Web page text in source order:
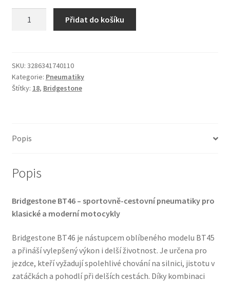
-
18
61H
množství
Přidat do košíku
SKU: 3286341740110
Kategorie: Pneumatiky
Štítky: 18, Bridgestone
Popis
Popis
Bridgestone BT46 – sportovně-cestovní pneumatiky pro
klasické a moderní motocykly
Bridgestone BT46 je nástupcem oblíbeného modelu BT45
a přináší vylepšený výkon i delší životnost. Je určena pro
jezdce, kteří vyžadují spolehlivé chování na silnici, jistotu v
zatáčkách a pohodlí při delších cestách. Díky kombinaci